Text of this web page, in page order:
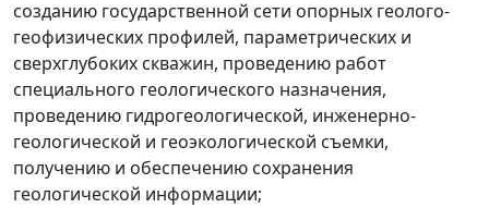
созданию государственной сети опорных геолого-
геофизических профилей, параметрических и
сверхглубоких скважин, проведению работ
специального геологического назначения,
проведению гидрогеологической, инженерно-
геологической и геоэкологической съемки,
получению и обеспечению сохранения
геологической информации;